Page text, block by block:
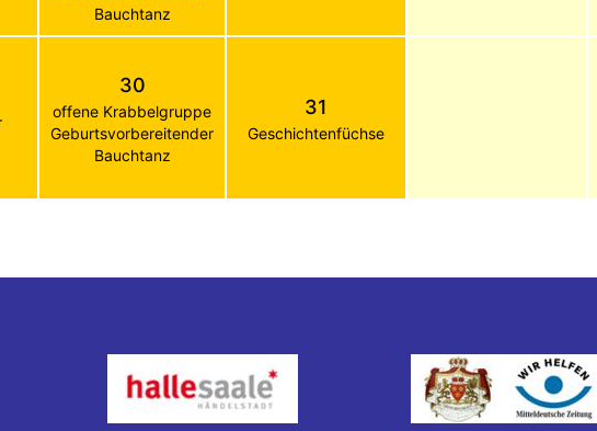
Bauchtanz
30
offene Krabbelgruppe
Geburtsvorbereitender
Bauchtanz
31
Geschichtenfüchse